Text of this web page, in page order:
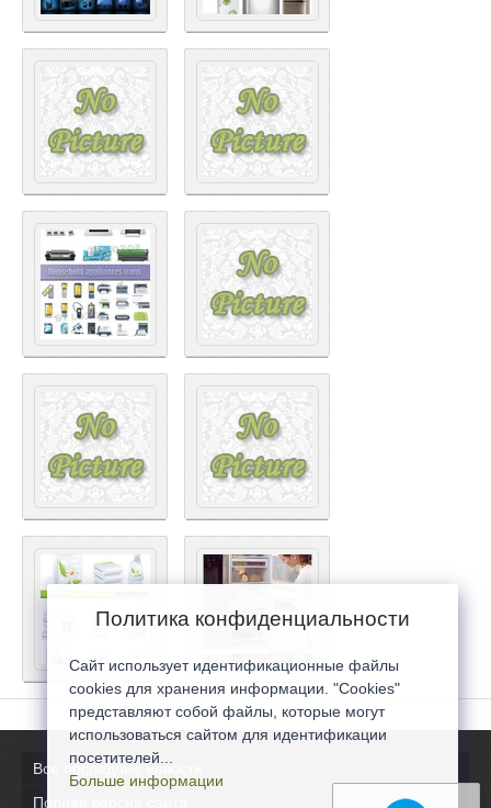
Все последние новости
Полная версия сайта
Политика конфиденциальности
Сайт использует идентификационные файлы
cookies для хранения информации. "Cookies"
представляют собой файлы, которые могут
использоваться сайтом для идентификации
посетителей...
Больше информации